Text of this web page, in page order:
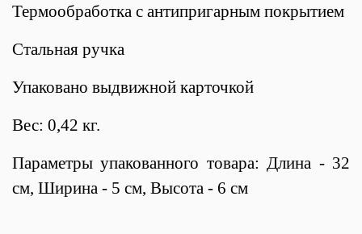
Термообработка с антипригарным покрытием
Стальная ручка
Упаковано выдвижной карточкой
Вес: 0,42 кг.
Параметры упакованного товара: Длина - 32
см, Ширина - 5 см, Высота - 6 см